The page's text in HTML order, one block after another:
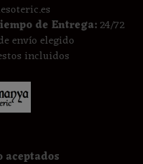
de Entrega:24/72
envío elegido
incluidos
aceptados